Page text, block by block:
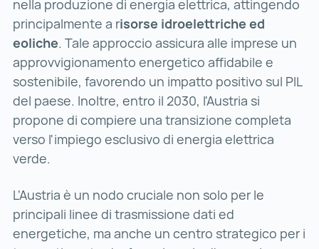
nella produzione di energia elettrica, attingendo
principalmente a risorse idroelettriche ed
eoliche. Tale approccio assicura alle imprese un
approvvigionamento energetico affidabile e
sostenibile, favorendo un impatto positivo sul PIL
del paese. Inoltre, entro il 2030, l'Austria si
propone di compiere una transizione completa
verso l'impiego esclusivo di energia elettrica
verde.
L'Austria è un nodo cruciale non solo per le
principali linee di trasmissione dati ed
energetiche, ma anche un centro strategico per i